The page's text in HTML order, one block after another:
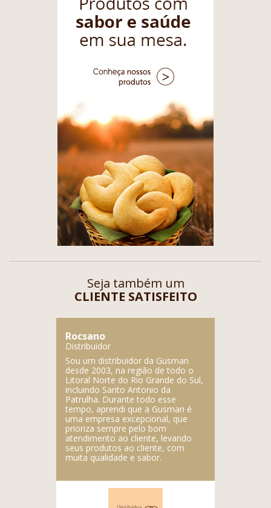
Seja também um
CLIENTE SATISFEITO
Rocsano
Distribuidor
Sou um distribuidor da Gusman
desde 2003, na região de todo o
Litoral Norte do Rio Grande do Sul,
incluindo Santo Antonio da
Patrulha. Durante todo esse
tempo, aprendi que a Gusman é
uma empresa excepcional, que
prioriza sempre pelo bom
atendimento ao cliente, levando
seus produtos ao cliente, com
muita qualidade e sabor.